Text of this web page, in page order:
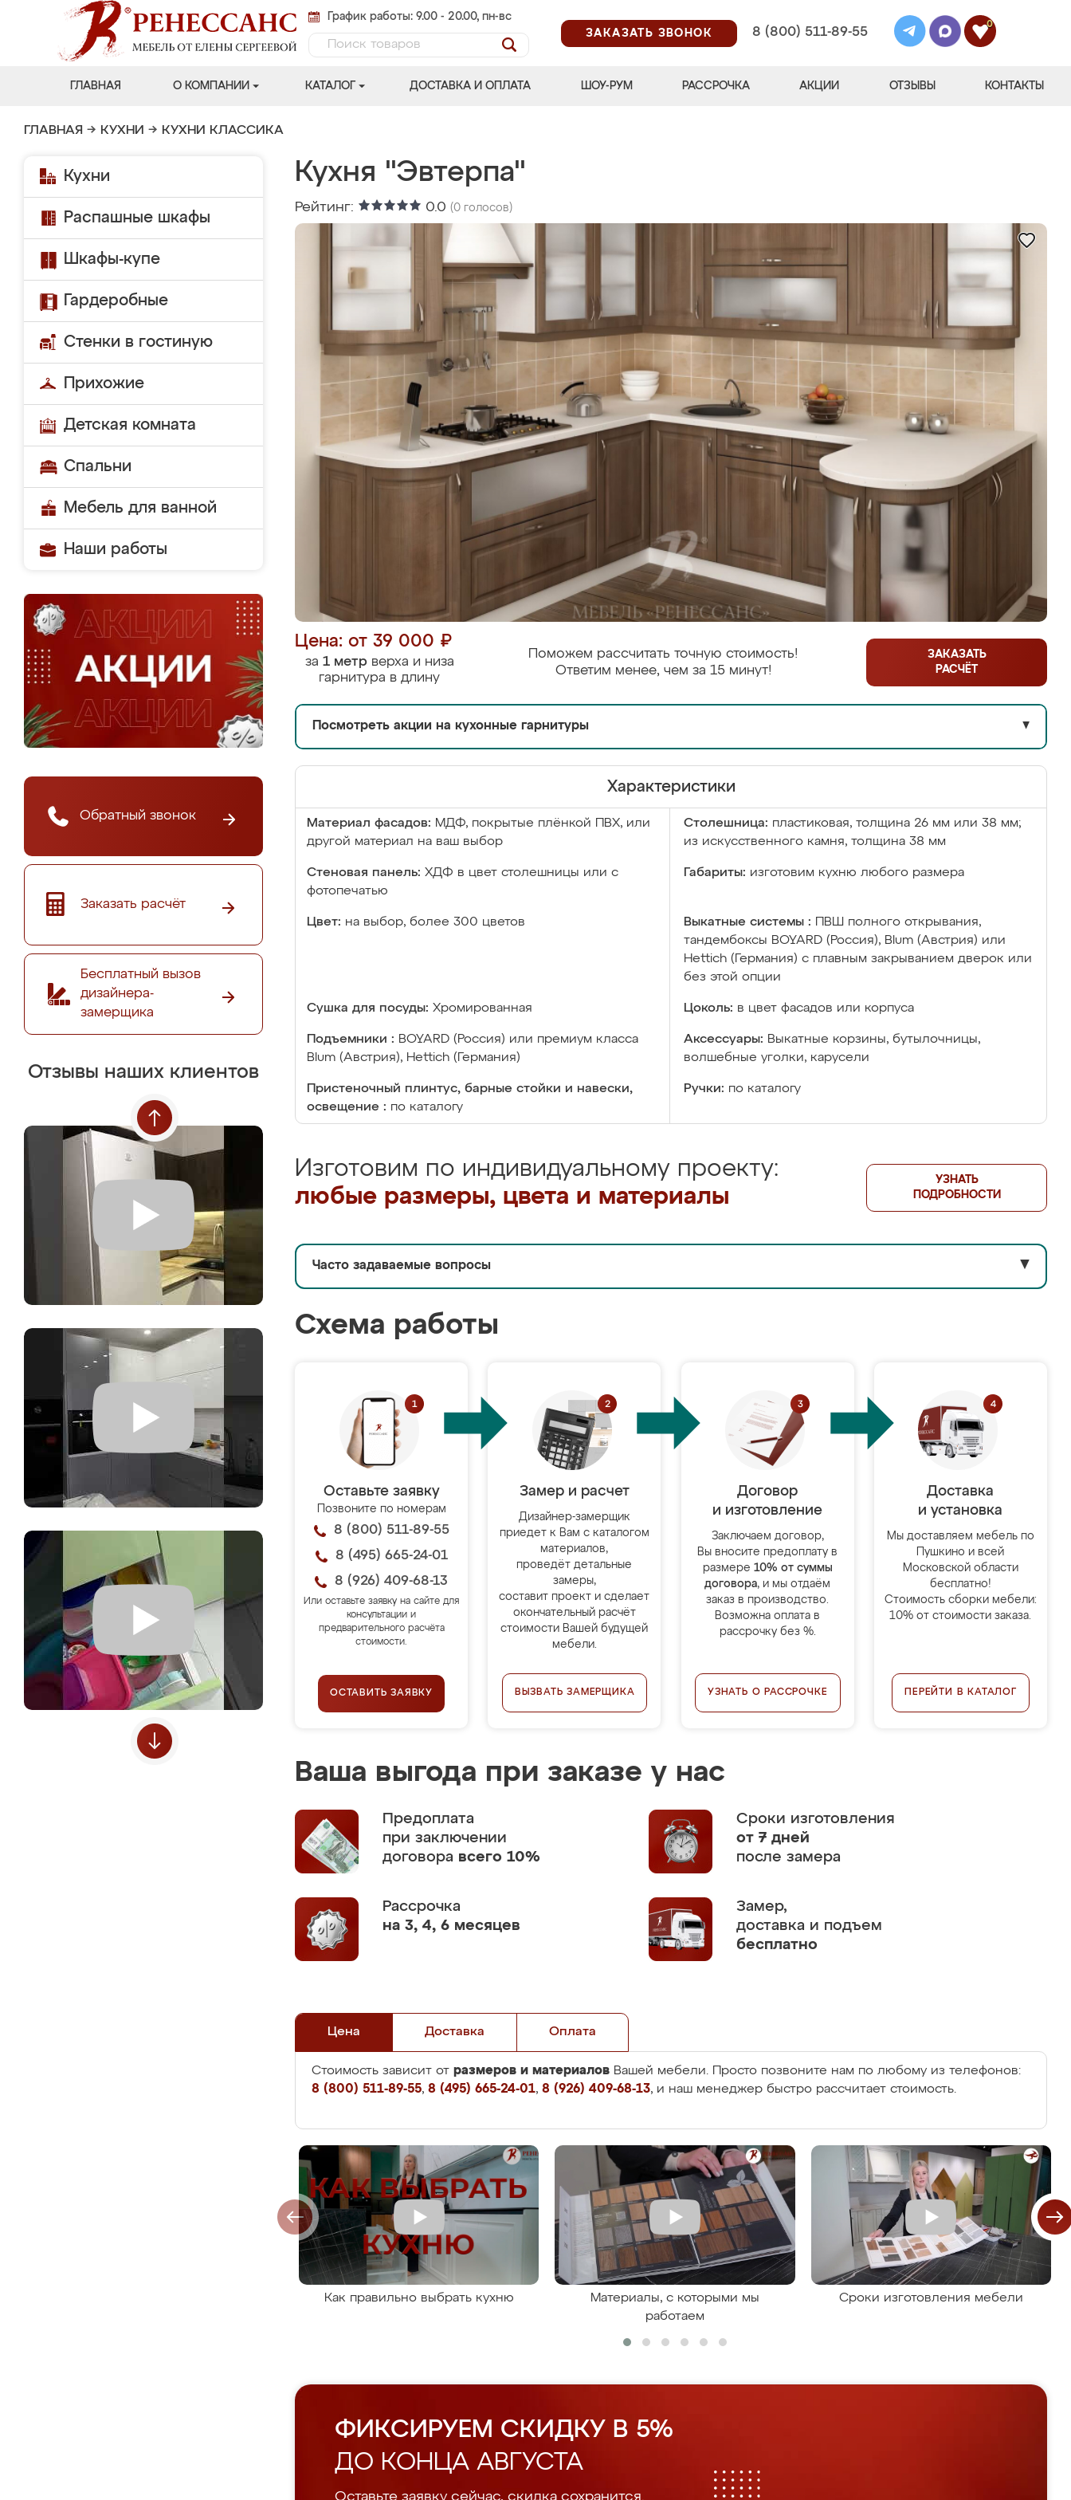
График работы: 9.00 - 20.00, пн-вс
ЗАКАЗАТЬ ЗВОНОК
8 (800) 511-89-55
0
ГЛАВНАЯ О КОМПАНИИ КАТАЛОГ ДОСТАВКА И ОПЛАТА ШОУ-РУМ РАССРОЧКА АКЦИИ ОТЗЫВЫ КОНТАКТЫ
ГЛАВНАЯ → КУХНИ → КУХНИ КЛАССИКА
Кухни
Распашные шкафы
Шкафы-купе
Гардеробные
Стенки в гостиную
Прихожие
Детская комната
Спальни
Мебель для ванной
Наши работы
Обратный звонок
Заказать расчёт
Бесплатный вызов
дизайнера-
замерщика
Отзывы наших клиентов
Кухня "Эвтерпа"
Рейтинг: 0.0 (0 голосов)
Цена: от 39 000 ₽
за 1 метрверха и низа
гарнитура в длину
Поможем рассчитать точную стоимость!
Ответим менее, чем за 15 минут!
ЗАКАЗАТЬ
РАСЧЁТ
Посмотреть акции на кухонные гарнитуры ▼
Характеристики
Материал фасадов: МДФ, покрытые плёнкой ПВХ, или
другой материал на ваш выбор
Столешница: пластиковая, толщина 26 мм или 38 мм;
из искусственного камня, толщина 38 мм
Стеновая панель: ХДФ в цвет столешницы или с
фотопечатью
Габариты: изготовим кухню любого размера
Цвет: на выбор, более 300 цветов Выкатные системы :
ПВШ полного открывания,
тандембоксы BOYARD (Россия), Blum (Австрия) или
Hettich (Германия) с плавным закрыванием дверок или
без этой опции
Сушка для посуды: Хромированная Цоколь: в цвет фасадов или корпуса
Подъемники : BOYARD (Россия) или премиум класса
Blum (Австрия), Hettich (Германия)
Аксессуары: Выкатные корзины, бутылочницы,
волшебные уголки, карусели
Пристеночный плинтус, барные стойки и навески,
освещение : по каталогу
Ручки: по каталогу
Изготовим по индивидуальному проекту:
любые размеры, цвета и материалы
УЗНАТЬ
ПОДРОБНОСТИ
Часто задаваемые вопросы ▼
Схема работы
Оставьте заявку
Позвоните по номерам
8 (800) 511-89-55
8 (495) 665-24-01
8 (926) 409-68-13
Или оставьте заявку на сайте для
консультации и
предварительного расчёта
стоимости.
ОСТАВИТЬ ЗАЯВКУ
Замер и расчет
Дизайнер-замерщик
приедет к Вам с каталогом
материалов,
проведёт детальные
замеры,
составит проект и сделает
окончательный расчёт
стоимости Вашей будущей
мебели.
ВЫЗВАТЬ ЗАМЕРЩИКА
Договор
и изготовление
Заключаем договор,
Вы вносите предоплату в
размере 10% от суммы
договора, и мы отдаём
заказ в производство.
Возможна оплата в
рассрочку без %.
УЗНАТЬ О РАССРОЧКЕ
Доставка
и установка
Мы доставляем мебель по
Пушкино и всей
Московской области
бесплатно!
Стоимость сборки мебели:
10% от стоимости заказа.
ПЕРЕЙТИ В КАТАЛОГ
Ваша выгода при заказе у нас
Предоплата
при заключении
договора всего 10%
Сроки изготовления
от 7 дней
после замера
Рассрочка
на 3, 4, 6 месяцев
Замер,
доставка и подъем
бесплатно
Цена Доставка Оплата
Стоимость зависит от размеров и материалов Вашей мебели. Просто позвоните нам по любому из телефонов:
8 (800) 511-89-55, 8 (495) 665-24-01, 8 (926) 409-68-13, и наш менеджер быстро рассчитает стоимость.
Как правильно выбрать кухню
Материалы, с которыми мы
работаем
Сроки изготовления мебели
ФИКСИРУЕМ СКИДКУ В 5%
ДО КОНЦА АВГУСТА
Оставьте заявку сейчас, скидка сохранится.